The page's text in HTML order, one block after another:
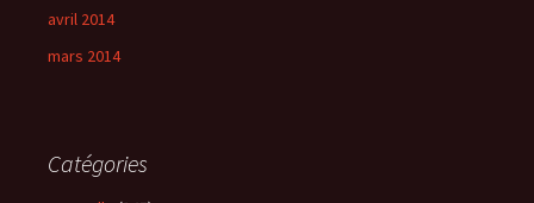
avril 2014
mars 2014
Catégories